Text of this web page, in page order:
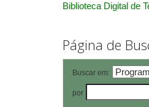
Biblioteca Digital de
Página de
Buscar em:
por